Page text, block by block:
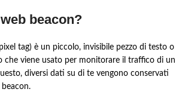
beacon?
tag) è un piccolo, invisibile pezzo di testo o
che viene usato per monitorare il traffico di un
diversi dati su di te vengono conservati